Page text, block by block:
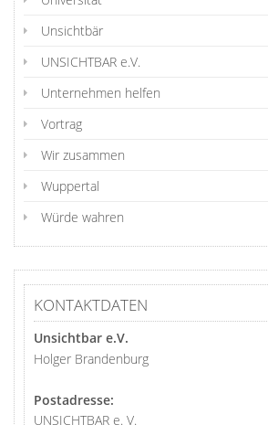
Unsichtbär
UNSICHTBAR e.V.
Unternehmen helfen
Vortrag
Wir zusammen
Wuppertal
Würde wahren
KONTAKTDATEN
Unsichtbar e.V.
Holger Brandenburg
Postadresse:
UNSICHTBAR e. V.